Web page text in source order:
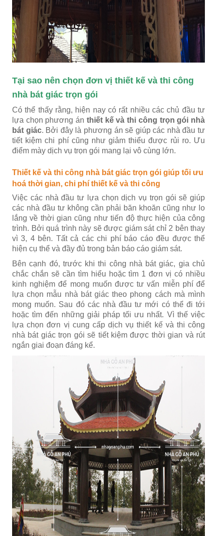
Tại sao nên chọn đơn vị thiết kế và thi công
nhà bát giác trọn gói
Có thể thấy rằng, hiện nay có rất nhiều các chủ đầu tư
lựa chọn phương án thiết kế và thi công trọn gói nhà
bát giác. Bởi đây là phương án sẽ giúp các nhà đầu tư
tiết kiệm chi phí cũng như giảm thiểu được rủi ro. Ưu
điểm mày dịch vụ trọn gói mang lại vô cùng lớn.
Thiết kế và thi công nhà bát giác trọn gói giúp tối ưu
hoá thời gian, chi phí thiết kế và thi công
Việc các nhà đầu tư lựa chọn dịch vụ trọn gói sẽ giúp
các nhà đầu tư không cần phải băn khoăn cũng như lo
lắng về thời gian cũng như tiến độ thực hiện của công
trình. Bởi quá trình này sẽ được giám sát chỉ 2 bên thay
vì 3, 4 bên. Tất cả các chi phí báo cáo đều được thể
hiện cụ thể và đầy đủ trong bản báo cáo giám sát.
Bên cạnh đó, trước khi thi công nhà bát giác, gia chủ
chắc chắn sẽ cần tìm hiểu hoặc tìm 1 đơn vị có nhiều
kinh nghiệm để mong muốn được tư vấn miễn phí để
lựa chọn mẫu nhà bát giác theo phong cách mà mình
mong muốn. Sau đó các nhà đầu tư mới có thể đi tới
hoặc tìm đến những giải pháp tối ưu nhất. Vì thế việc
lựa chọn đơn vị cung cấp dịch vụ thiết kế và thi công
nhà bát giác trọn gói sẽ tiết kiệm được thời gian và rút
ngắn giai đoạn đáng kể.